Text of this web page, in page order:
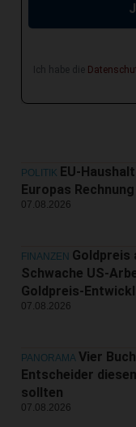
Ich habe die
POLITIK EU-
Europas
07.08.2026
FINANZEN
Schwache US-
Goldpreis-
07.08.2026
PANORAMA Vier
Entscheider
sollten
07.08.2026